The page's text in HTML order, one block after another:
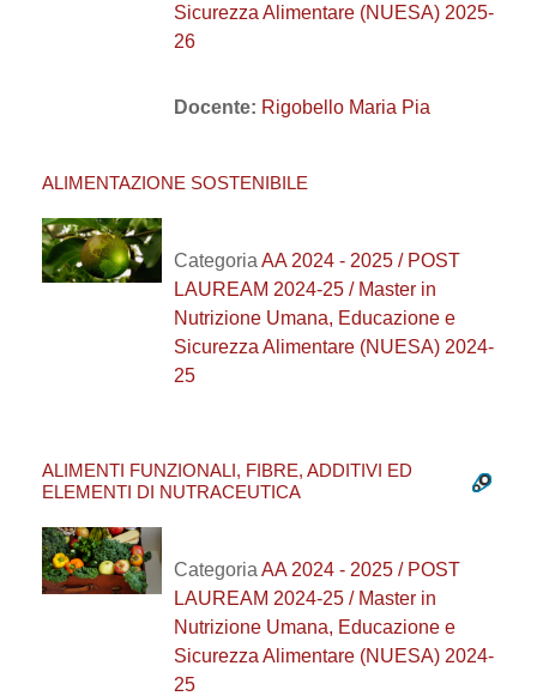
Sicurezza Alimentare (NUESA) 2025-
26
Docente: Rigobello Maria Pia
ALIMENTAZIONE SOSTENIBILE
Categoria AA 2024 - 2025 / POST
LAUREAM 2024-25 / Master in
Nutrizione Umana, Educazione e
Sicurezza Alimentare (NUESA) 2024-
25
ALIMENTI FUNZIONALI, FIBRE, ADDITIVI ED
ELEMENTI DI NUTRACEUTICA
Categoria AA 2024 - 2025 / POST
LAUREAM 2024-25 / Master in
Nutrizione Umana, Educazione e
Sicurezza Alimentare (NUESA) 2024-
25